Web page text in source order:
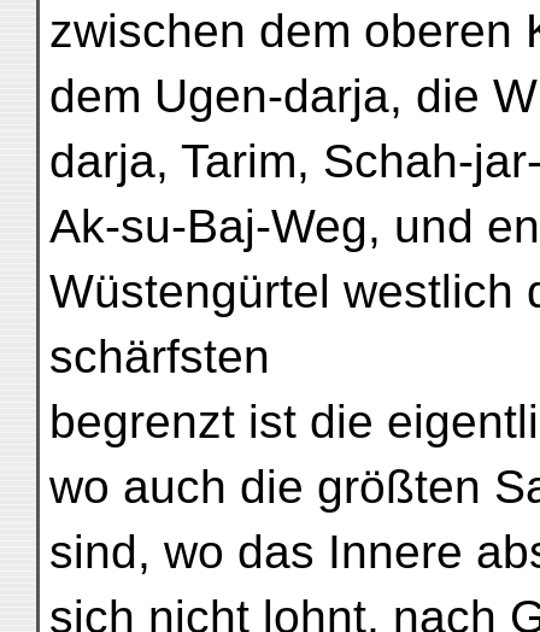
zwischen dem oberen
dem Ugen-darja, die
darja, Tarim, Schah-
Ak-su-Baj-Weg, und
Wüstengürtel westlich
schärfsten
begrenzt ist die
wo auch die größten
sind, wo das Innere
sich nicht lohnt, nach